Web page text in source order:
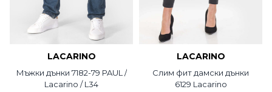
LACARINO
Мъжки дънки 7182-79 PAUL /
Lacarino / L34
LACARINO
Слим фит дамски дънки
6129 Lacarino